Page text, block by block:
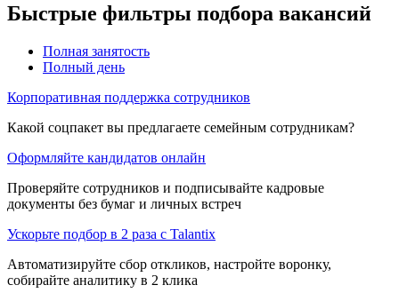
Быстрые фильтры подбора вакансий
Полная занятость
Полный день
Корпоративная поддержка сотрудников
Какой соцпакет вы предлагаете семейным сотрудникам?
Оформляйте кандидатов онлайн
Проверяйте сотрудников и подписывайте кадровые
документы без бумаг и личных встреч
Ускорьте подбор в 2 раза с Talantix
Автоматизируйте сбор откликов, настройте воронку,
собирайте аналитику в 2 клика